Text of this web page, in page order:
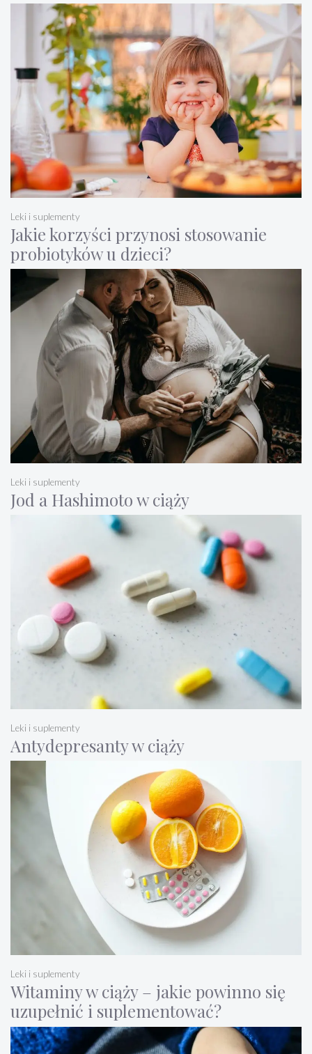
Jakie korzyści przynosi stosowanie
probiotyków u dzieci?
Leki i suplementy
Jod a Hashimoto w ciąży
Leki i suplementy
Antydepresanty w ciąży
Leki i suplementy
Witaminy w ciąży – jakie powinno się
uzupełnić i suplementować?
Leki i suplementy